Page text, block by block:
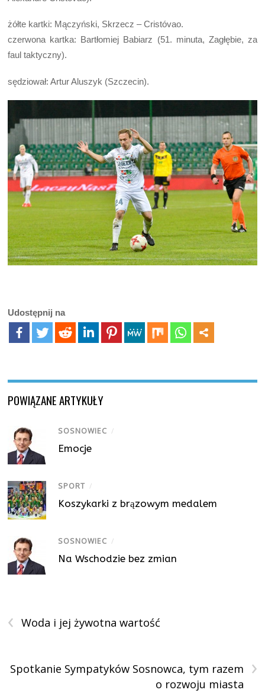
żółte kartki: Mączyński, Skrzecz – Cristóvao.
czerwona kartka: Bartłomiej Babiarz (51. minuta, Zagłębie, za
faul taktyczny).
sędziował: Artur Aluszyk (Szczecin).
Udostępnij na
POWIĄZANE ARTYKUŁY
SOSNOWIEC /
Emocje
SPORT /
Koszykarki z brązowym medalem
SOSNOWIEC /
Na Wschodzie bez zmian
‹ Woda i jej żywotna wartość
›
Spotkanie Sympatyków Sosnowca, tym razem
o rozwoju miasta